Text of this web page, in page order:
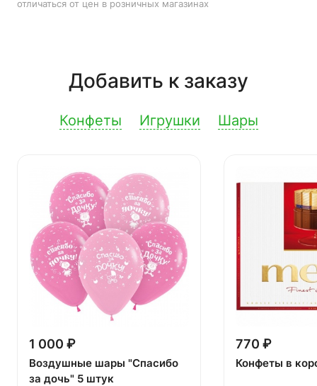
отличаться от цен в розничных магазинах
Добавить к заказу
Конфеты Игрушки Шары
1 000 ₽
Воздушные шары "Спасибо
за дочь" 5 штук
770 ₽
Конфеты в